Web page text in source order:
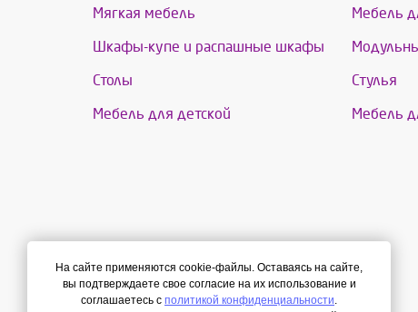
Мягкая мебель Мебель
Шкафы-купе и распашные шкафы
Столы Стулья
Мебель для детской Мебель
На сайте применяются cookie-файлы. Оставаясь на сайте,
вы подтверждаете свое согласие на их использование и
соглашаетесь с политикой конфиденциальности.